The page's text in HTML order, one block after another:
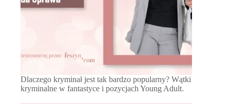
Dlaczego kryminał jest tak bardzo popularny? Wątki
kryminalne w fantastyce i pozycjach Young Adult.